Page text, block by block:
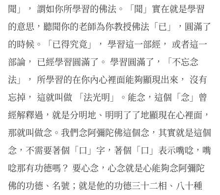
聞」， 謂如你所學習的佛法。「聞」實在就是學習
的意思，聽聞你的老師為你教授佛法「已」，圓滿了
的時候。「已得究竟」， 學習這一部經， 或者這一
部論， 已經學習圓滿了。 學習圓滿了，「不忘念
法」， 所學習的在你內心裡面能夠顯現出來， 沒有
忘掉， 這就叫做 「法光明」。能念，這個「念」曾
經解釋過，就是分明地、明明了了地顯現在心裡面，
那就叫做念。我們念阿彌陀佛這個念，其實就是這個
念，不需要著個「口」字，著個「口」表示嘴唸，嘴
唸那有功德嗎？ 要心念，心念就是心能夠念阿彌陀
佛的功德、名號；就是他的功德三十二相、八十種